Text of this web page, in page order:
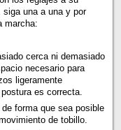
una a una y por
marcha:
cerca ni demasiado
necesario para
ligeramente
es correcta.
forma que sea posible
de tobillo.